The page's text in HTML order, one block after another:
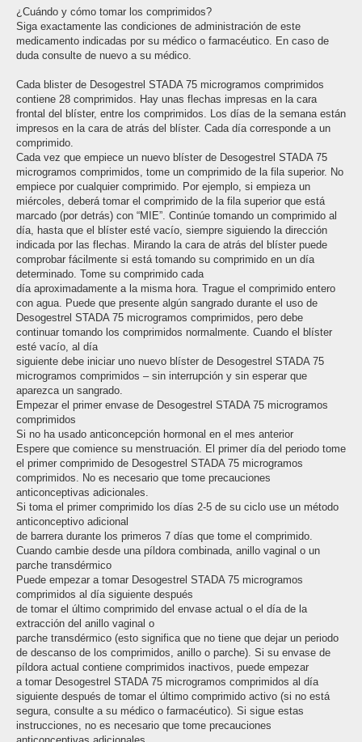
¿Cuándo y cómo tomar los comprimidos?
Siga exactamente las condiciones de administración de este
medicamento indicadas por su médico o farmacéutico. En caso de
duda consulte de nuevo a su médico.
Cada blister de Desogestrel STADA 75 microgramos comprimidos
contiene 28 comprimidos. Hay unas flechas impresas en la cara
frontal del blíster, entre los comprimidos. Los días de la semana están
impresos en la cara de atrás del blíster. Cada día corresponde a un
comprimido.
Cada vez que empiece un nuevo blíster de Desogestrel STADA 75
microgramos comprimidos, tome un comprimido de la fila superior. No
empiece por cualquier comprimido. Por ejemplo, si empieza un
miércoles, deberá tomar el comprimido de la fila superior que está
marcado (por detrás) con “MIE”. Continúe tomando un comprimido al
día, hasta que el blíster esté vacío, siempre siguiendo la dirección
indicada por las flechas. Mirando la cara de atrás del blíster puede
comprobar fácilmente si está tomando su comprimido en un día
determinado. Tome su comprimido cada
día aproximadamente a la misma hora. Trague el comprimido entero
con agua. Puede que presente algún sangrado durante el uso de
Desogestrel STADA 75 microgramos comprimidos, pero debe
continuar tomando los comprimidos normalmente. Cuando el blíster
esté vacío, al día
siguiente debe iniciar uno nuevo blíster de Desogestrel STADA 75
microgramos comprimidos – sin interrupción y sin esperar que
aparezca un sangrado.
Empezar el primer envase de Desogestrel STADA 75 microgramos
comprimidos
Si no ha usado anticoncepción hormonal en el mes anterior
Espere que comience su menstruación. El primer día del periodo tome
el primer comprimido de Desogestrel STADA 75 microgramos
comprimidos. No es necesario que tome precauciones
anticonceptivas adicionales.
Si toma el primer comprimido los días 2-5 de su ciclo use un método
anticonceptivo adicional
de barrera durante los primeros 7 días que tome el comprimido.
Cuando cambie desde una píldora combinada, anillo vaginal o un
parche transdérmico
Puede empezar a tomar Desogestrel STADA 75 microgramos
comprimidos al día siguiente después
de tomar el último comprimido del envase actual o el día de la
extracción del anillo vaginal o
parche transdérmico (esto significa que no tiene que dejar un periodo
de descanso de los comprimidos, anillo o parche). Si su envase de
píldora actual contiene comprimidos inactivos, puede empezar
a tomar Desogestrel STADA 75 microgramos comprimidos al día
siguiente después de tomar el último comprimido activo (si no está
segura, consulte a su médico o farmacéutico). Si sigue estas
instrucciones, no es necesario que tome precauciones